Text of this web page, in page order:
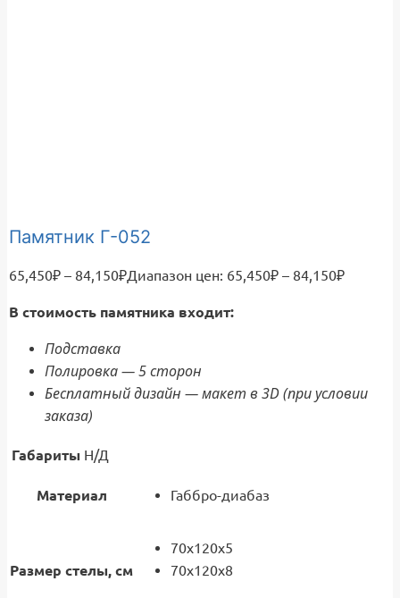
Памятник Г-052
65,450₽ – 84,150₽Диапазон цен: 65,450₽ – 84,150₽
В стоимость памятника входит:
Подставка
Полировка — 5 сторон
Бесплатный дизайн — макет в 3D (при условии
заказа)
Габариты Н/Д
Материал Габбро-диабаз
Размер стелы, см
70x120x5
70x120x8